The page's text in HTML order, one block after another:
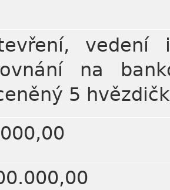
vedení
na
5